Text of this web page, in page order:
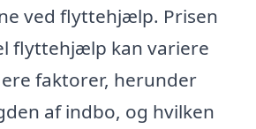
ved flyttehjælp. Prisen
flyttehjælp kan variere
faktorer, herunder
af indbo, og hvilken